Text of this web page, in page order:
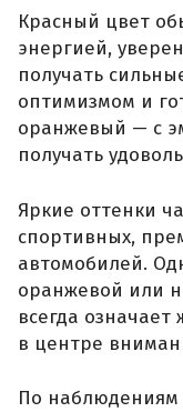
Красный цвет
энергией,
получать
оптимизмом и
оранжевый — с
получать
Яркие оттенки
спортивных,
автомобилей.
оранжевой или
всегда
в центре
По наблюдениям